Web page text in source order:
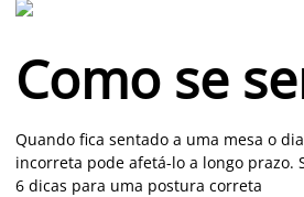
Como se
Quando fica sentado a uma mesa o
incorreta pode afetá-lo a longo prazo.
6 dicas para uma postura correta